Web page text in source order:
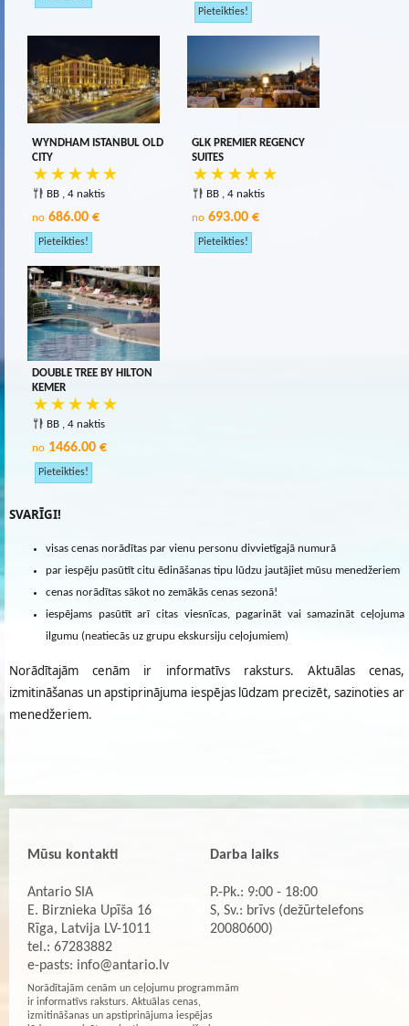
WYNDHAM ISTANBUL OLD
CITY
BB , 4 naktis
no 686.00 €
GLK PREMIER REGENCY
SUITES
BB , 4 naktis
no 693.00 €
DOUBLE TREE BY HILTON
KEMER
BB , 4 naktis
no 1466.00 €
SVARĪGI!
visas cenas norādītas par vienu personu divvietīgajā numurā
par iespēju pasūtīt citu ēdināšanas tipu lūdzu jautājiet mūsu menedžeriem
cenas norādītas sākot no zemākās cenas sezonā!
iespējams pasūtīt arī citas viesnīcas, pagarināt vai samazināt ceļojuma
ilgumu (neatiecās uz grupu ekskursiju ceļojumiem)
Norādītajām cenām ir informatīvs raksturs. Aktuālas cenas,
izmitināšanas un apstiprinājuma iespējas lūdzam precizēt, sazinoties ar
menedžeriem.
Mūsu kontakti
Antario SIA
E. Birznieka Upīša 16
Rīga, Latvija LV-1011
tel.: 67283882
e-pasts: info@antario.lv
Darba laiks
P.-Pk.: 9:00 - 18:00
S, Sv.: brīvs (dežūrtelefons
20080600)
Norādītajām cenām un ceļojumu programmām
ir informatīvs raksturs. Aktuālas cenas,
izmitināšanas un apstiprinājuma iespējas